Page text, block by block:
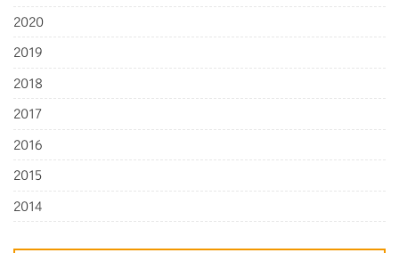
2020
2019
2018
2017
2016
2015
2014